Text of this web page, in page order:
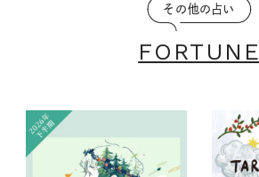
その他の占い
FORTUNE